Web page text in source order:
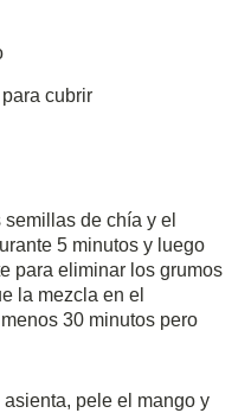
para cubrir
de chía y el
5 minutos y luego
para eliminar los grumos
la mezcla en el
30 minutos pero
pele el mango y